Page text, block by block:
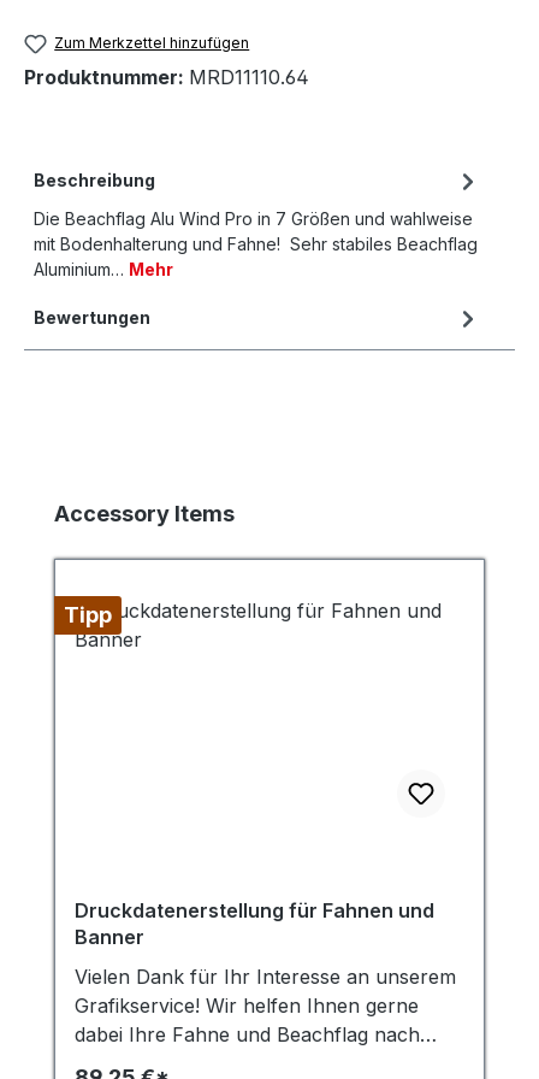
Zum Merkzettel hinzufügen
Produktnummer: MRD11110.64
Beschreibung
Die Beachflag Alu Wind Pro in 7 Größen und wahlweise
mit Bodenhalterung und Fahne! Sehr stabiles Beachflag
Aluminium… Mehr
Bewertungen
Produktgalerie überspringen
Accessory Items
Tipp
Druckdatenerstellung für Fahnen und
Banner
Vielen Dank für Ihr Interesse an unserem
Grafikservice! Wir helfen Ihnen gerne
dabei Ihre Fahne und Beachflag nach
Ihren Vorgaben zu entwerfen. Um die